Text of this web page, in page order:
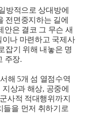
방적으로 상대방에
전면중지하는 길에
안은 결코 그 무슨 새
이나 마련하고 국제사
잡기 위해 내놓은 명
주장.
해 5개 섬 열점수역
상과 해상, 공중에
사적 적대행위까지
들을 먼저 취하기로